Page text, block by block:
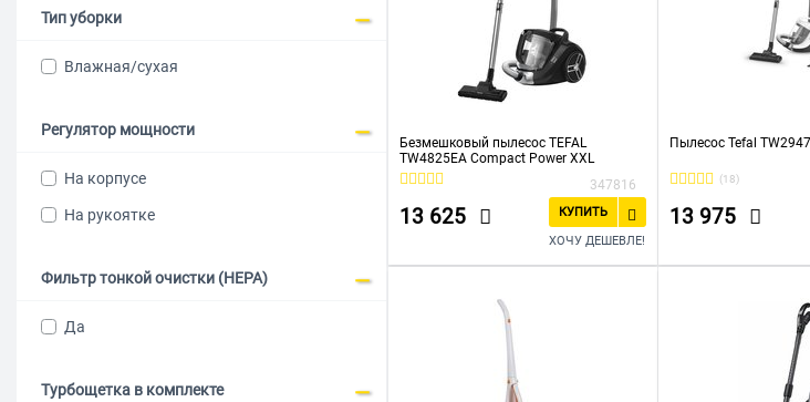
GRUNDIG
Kuppersbusch
Midea
Тип уборки
Влажная/сухая
Регулятор мощности
На корпусе
На рукоятке
Фильтр тонкой очистки (HEPA)
Да
Турбощетка в комплекте
Безмешковый пылесос TEFAL
TW4825EA Compact Power XXL
347816
13 625
КУПИТЬ
ХОЧУ ДЕШЕВЛЕ!
Пылесос Tefal
(18)
13 975